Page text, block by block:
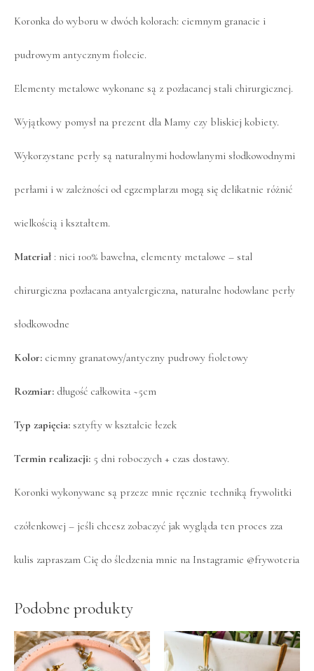
Koronka do wyboru w dwóch kolorach: ciemnym granacie i
pudrowym antycznym fiolecie.
Elementy metalowe wykonane są z pozłacanej stali chirurgicznej.
Wyjątkowy pomysł na prezent dla Mamy czy bliskiej kobiety.
Wykorzystane perły są naturalnymi hodowlanymi słodkowodnymi
perłami i w zależności od egzemplarzu mogą się delikatnie różnić
wielkością i kształtem.
Materiał : nici 100% bawełna, elementy metalowe – stal
chirurgiczna pozłacana antyalergiczna, naturalne hodowlane perły
słodkowodne
Kolor: ciemny granatowy/antyczny pudrowy fioletowy
Rozmiar: długość całkowita ~5cm
Typ zapięcia: sztyfty w kształcie łezek
Termin realizacji: 5 dni roboczych + czas dostawy.
Koronki wykonywane są przeze mnie ręcznie techniką frywolitki
czółenkowej – jeśli chcesz zobaczyć jak wygląda ten proces zza
kulis zapraszam Cię do śledzenia mnie na Instagramie @frywoteria
Podobne produkty